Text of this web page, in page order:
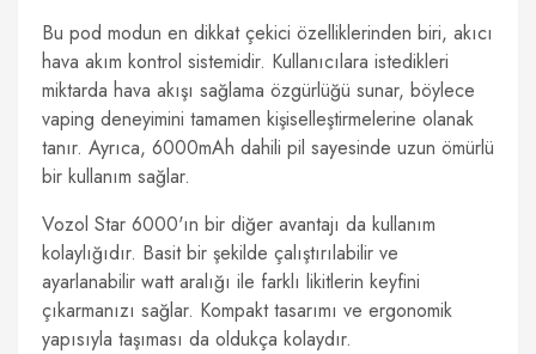
Bu pod modun en dikkat çekici özelliklerinden biri, akıcı
hava akım kontrol sistemidir. Kullanıcılara istedikleri
miktarda hava akışı sağlama özgürlüğü sunar, böylece
vaping deneyimini tamamen kişiselleştirmelerine olanak
tanır. Ayrıca, 6000mAh dahili pil sayesinde uzun ömürlü
bir kullanım sağlar.
Vozol Star 6000'ın bir diğer avantajı da kullanım
kolaylığıdır. Basit bir şekilde çalıştırılabilir ve
ayarlanabilir watt aralığı ile farklı likitlerin keyfini
çıkarmanızı sağlar. Kompakt tasarımı ve ergonomik
yapısıyla taşıması da oldukça kolaydır.